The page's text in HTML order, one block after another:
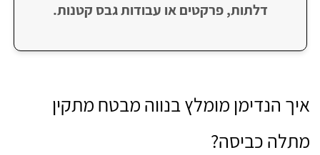
דלתות, פרקטים או עבודות גבס קטנות.
איך הנדימן מומלץ בנווה מבטח מתקין
מתלה כביסה?